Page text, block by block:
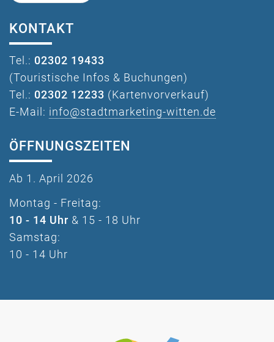
KONTAKT
Tel.: 02302 19433
(Touristische Infos & Buchungen)
Tel.: 02302 12233 (Kartenvorverkauf)
E-Mail: info@stadtmarketing-witten.de
ÖFFNUNGSZEITEN
Ab 1. April 2026
Montag - Freitag:
10 - 14 Uhr & 15 - 18 Uhr
Samstag:
10 - 14 Uhr